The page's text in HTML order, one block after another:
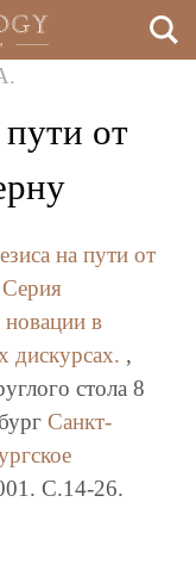
от
на пути от
Серия
в
дискурсах. ,
стола 8
Санкт-
C.14-26.